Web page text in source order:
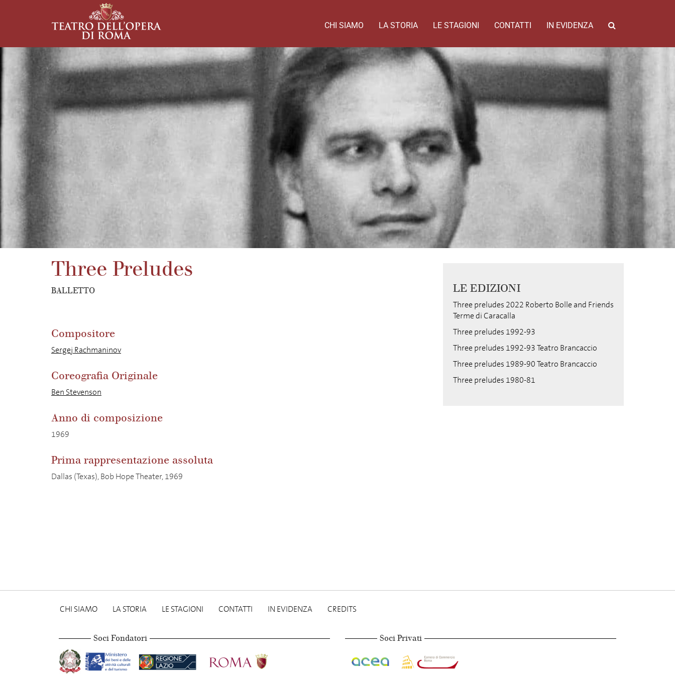
CHI SIAMO LA STORIA LE STAGIONI CONTATTI IN EVIDENZA
Three Preludes
BALLETTO
Compositore
Sergej Rachmaninov
Coreografia Originale
Ben Stevenson
Anno di composizione
1969
Prima rappresentazione assoluta
Dallas (Texas), Bob Hope Theater, 1969
LE EDIZIONI
Three preludes 2022 Roberto Bolle and Friends
Terme di Caracalla
Three preludes 1992-93
Three preludes 1992-93 Teatro Brancaccio
Three preludes 1989-90 Teatro Brancaccio
Three preludes 1980-81
CHI SIAMO LA STORIA LE STAGIONI CONTATTI IN EVIDENZA CREDITS
Soci Fondatori Soci Privati